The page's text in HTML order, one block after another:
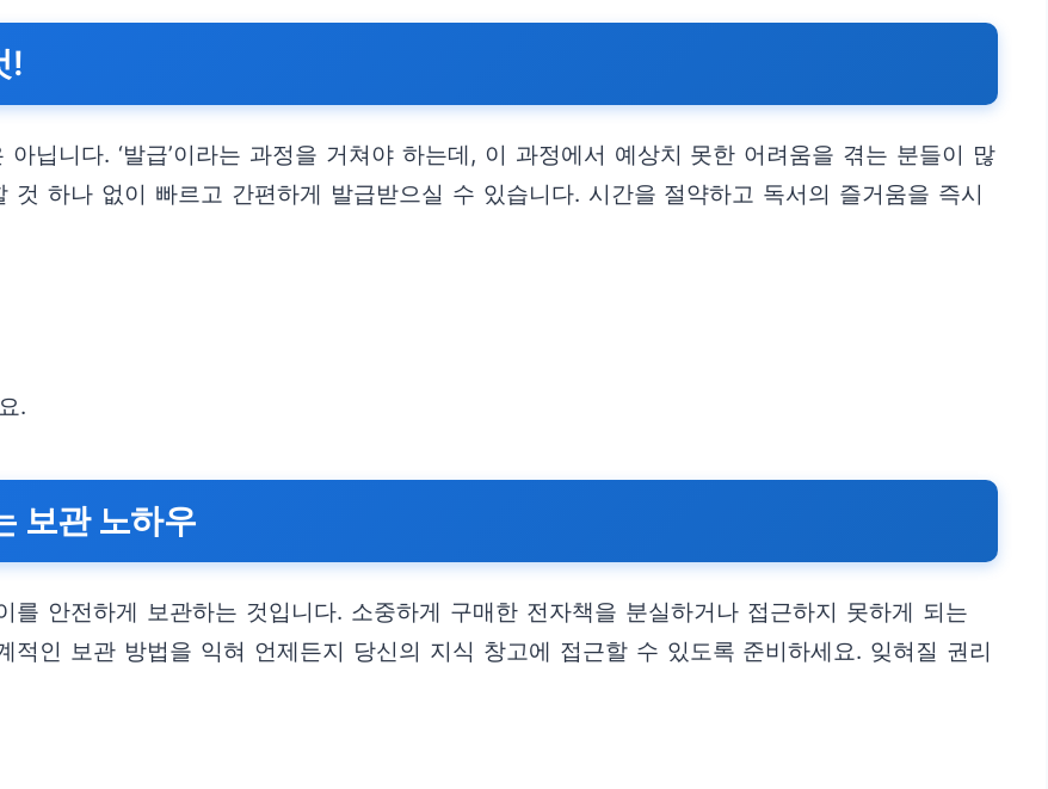
!
닙니다. ‘발급’이라는 과정을 거쳐야 하는데, 이 과정에서 예상치 못한 어려움을 겪는 분들이 많
하나 없이 빠르고 간편하게 발급받으실 수 있습니다. 시간을 절약하고 독서의 즐거움을 즉시
.
보관 노하우
를 안전하게 보관하는 것입니다. 소중하게 구매한 전자책을 분실하거나 접근하지 못하게 되는
적인 보관 방법을 익혀 언제든지 당신의 지식 창고에 접근할 수 있도록 준비하세요. 잊혀질 권리